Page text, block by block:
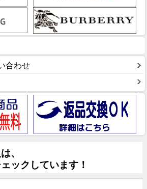
合わせ
、
ックしています！